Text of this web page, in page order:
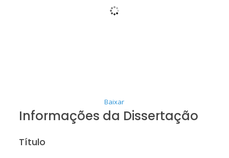
Baixar
Informações da Dissertação
Título